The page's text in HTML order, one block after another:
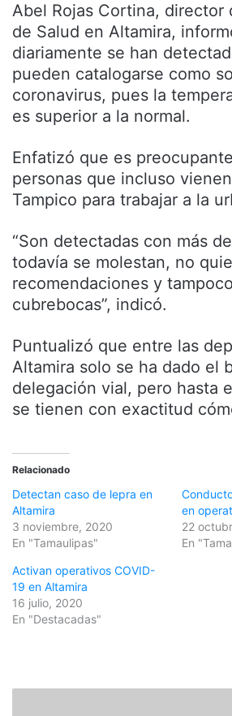
Abel Rojas Cortina, director
de Salud en Altamira,
diariamente se han
pueden catalogarse como
coronavirus, pues la
es superior a la normal.
Enfatizó que es
personas que incluso
Tampico para trabajar a la
“Son detectadas con más
todavía se molestan, no
recomendaciones y
cubrebocas”, indicó.
Puntualizó que entre las
Altamira solo se ha dado el
delegación vial, pero hasta
se tienen con exactitud
Relacionado
Detectan caso de lepra en
Altamira
3 noviembre, 2020
En "Tamaulipas"
en
22
En
Activan operativos COVID-
19 en Altamira
16 julio, 2020
En "Destacadas"